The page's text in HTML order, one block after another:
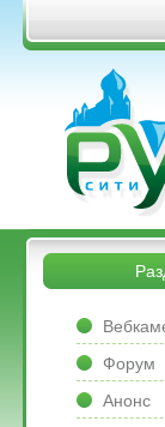
Перейти к основному
&bsps;
&bsps;
Форум
Анонс